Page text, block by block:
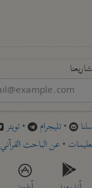
•تليجرام •تويتر
•عن الباحث القرآني